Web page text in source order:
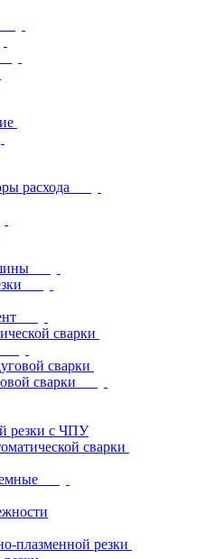
расхода
сварки
сварки
сварки
резки с ЧПУ
сварки
плазменной резки